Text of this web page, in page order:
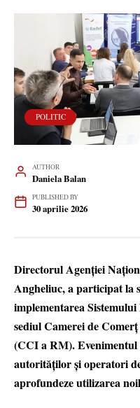
POLITIC
AUTHOR
Daniela Balan
PUBLISHED BY
30 aprilie 2026
Directorul Agenției
Angheliuc, a participat la
implementarea
sediul Camerei de
(CCI a RM).
autorităților și operatori
aprofundeze utilizarea